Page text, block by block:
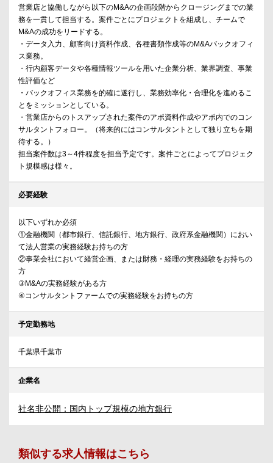
営業店と協働しながら以下のM&Aの企画段階からクロージングまでの業
務を一貫して担当する。案件ごとにプロジェクトを組成し、チームで
M&Aの成功をリードする。
・データ入力、顧客向け資料作成、各種書類作成等のM&Aバックオフィ
ス業務。
・行内顧客データや各種情報ツールを用いた企業分析、業界調査、事業
性評価など
・バックオフィス業務を的確に遂行し、業務効率化・合理化を進めるこ
とをミッションとしている。
・営業店からのトスアップされた案件のアポ資料作成やアポ内でのコン
サルタントフォロー。（将来的にはコンサルタントとして独り立ちを期
待する。）
担当案件数は3～4件程度を担当予定です。案件ごとによってプロジェク
ト規模感は様々。
必要経験
以下いずれか必須
①金融機関（都市銀行、信託銀行、地方銀行、政府系金融機関）におい
て法人営業の実務経験お持ちの方
②事業会社において経営企画、または財務・経理の実務経験をお持ちの
方
③M&Aの実務経験がある方
④コンサルタントファームでの実務経験をお持ちの方
予定勤務地
千葉県千葉市
企業名
社名非公開：国内トップ規模の地方銀行
類似する求人情報はこちら